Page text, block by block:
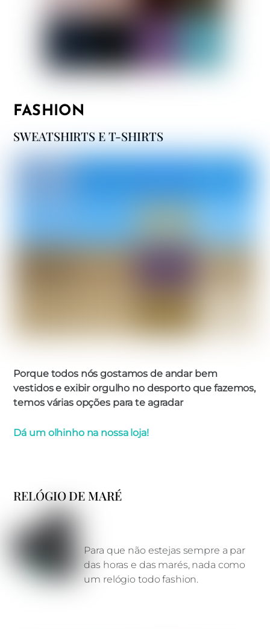
FASHION
SWEATSHIRTS E T-SHIRTS
Porque todos nós gostamos de andar bem
vestidos e exibir orgulho no desporto que fazemos,
temos várias opções para te agradar
Dá um olhinho na nossa loja!
RELÓGIO DE MARÉ
Para que não estejas sempre a par
das horas e das marés, nada como
um relógio todo fashion.